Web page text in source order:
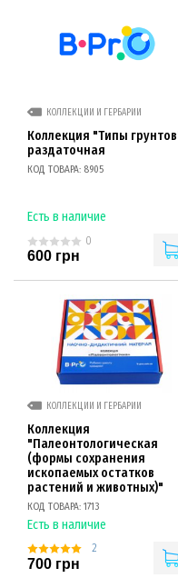
КОЛЛЕКЦИИ И ГЕРБАРИИ
Коллекция "Типы
раздаточная
КОД ТОВАРА: 8905
Есть в наличие
0
600 грн
КОЛЛЕКЦИИ И ГЕРБАРИИ
Коллекция
"Палеонтологическая
(формы сохранения
ископаемых остатков
растений и животных)"
КОД ТОВАРА: 1713
Есть в наличие
2
700 грн